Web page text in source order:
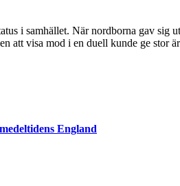
i samhället. När nordborna gav sig
att visa mod i en duell kunde ge stor
England